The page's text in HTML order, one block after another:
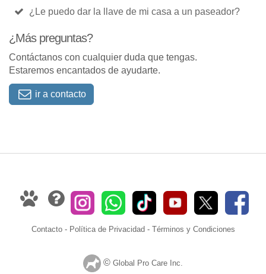
¿Le puedo dar la llave de mi casa a un paseador?
¿Más preguntas?
Contáctanos con cualquier duda que tengas.
Estaremos encantados de ayudarte.
ir a contacto
Contacto- Política de Privacidad - Términos y Condiciones
© Global Pro Care Inc.